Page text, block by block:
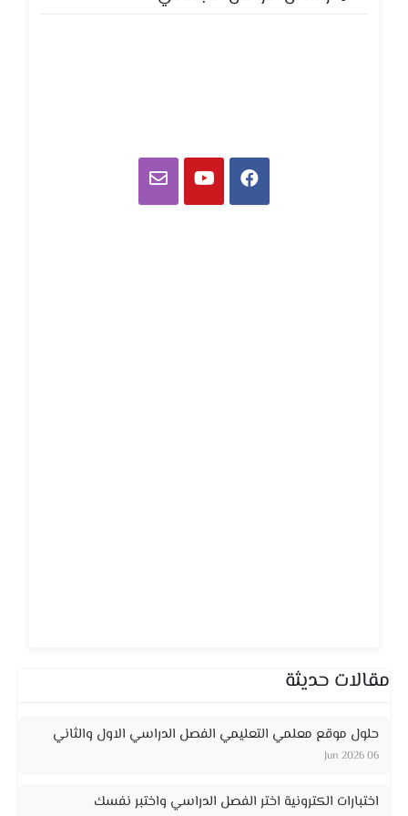
مقالات حديثة
حلول موقع معلمي التعليمي الفصل الدراسي الاول والثاني
06 Jun 2026
اختبارات الكترونية اختر الفصل الدراسي واختبر نفسك